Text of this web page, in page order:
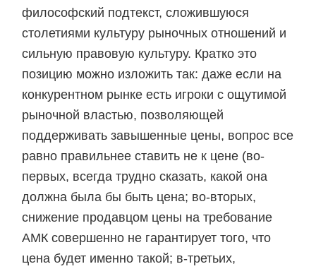
философский подтекст, сложившуюся
столетиями культуру рыночных отношений и
сильную правовую культуру. Кратко это
позицию можно изложить так: даже если на
конкурентном рынке есть игроки с ощутимой
рыночной властью, позволяющей
поддерживать завышенные цены, вопрос все
равно правильнее ставить не к цене (во-
первых, всегда трудно сказать, какой она
должна была бы быть цена; во-вторых,
снижение продавцом цены на требование
АМК совершенно не гарантирует того, что
цена будет именно такой; в-третьих,